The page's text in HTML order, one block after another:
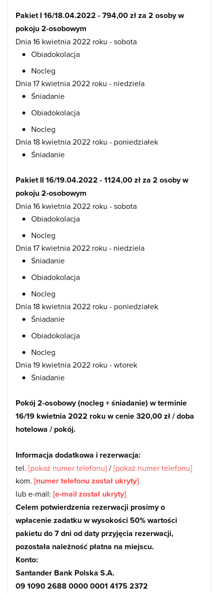
Pakiet I 16/18.04.2022 - 794,00 zł za 2 osoby w
pokoju 2-osobowym
Dnia 16 kwietnia 2022 roku - sobota
Obiadokolacja
Nocleg
Dnia 17 kwietnia 2022 roku - niedziela
Śniadanie
Obiadokolacja
Nocleg
Dnia 18 kwietnia 2022 roku - poniedziałek
Śniadanie
Pakiet II 16/19.04.2022 - 1124,00 zł za 2 osoby w
pokoju 2-osobowym
Dnia 16 kwietnia 2022 roku - sobota
Obiadokolacja
Nocleg
Dnia 17 kwietnia 2022 roku - niedziela
Śniadanie
Obiadokolacja
Nocleg
Dnia 18 kwietnia 2022 roku - poniedziałek
Śniadanie
Obiadokolacja
Nocleg
Dnia 19 kwietnia 2022 roku - wtorek
Śniadanie
Pokój 2-osobowy (nocleg + śniadanie) w terminie
16/19 kwietnia 2022 roku w cenie 320,00 zł / doba
hotelowa / pokój.
Informacja dodatkowa i rezerwacja:
tel. [pokaż numer telefonu]/[pokaż numer telefonu]
kom. [numer telefonu został ukryty]
lub e-mail: [e-mail został ukryty]
Celem potwierdzenia rezerwacji prosimy o
wpłacenie zadatku w wysokości 50% wartości
pakietu do 7 dni od daty przyjęcia rezerwacji,
pozostała należność płatna na miejscu.
Konto:
Santander Bank Polska S.A.
09 1090 2688 0000 0001 4175 2372